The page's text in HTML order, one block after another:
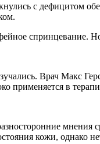
с дефицитом
спринцевание.
Врач Макс
применяется в
мнения
кожи, однако